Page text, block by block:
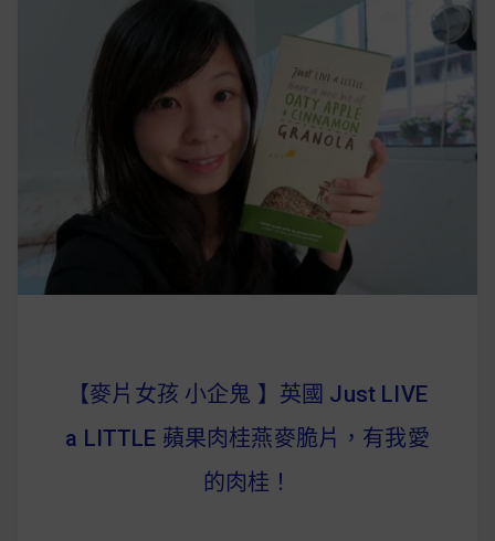
早上沒時間做早餐？10 款隔夜更美味的燕麥粥
簡單料理
健身重訓菜單
2020 年最新蛋白粉終極指南，讓你一次搞
啦！
【麥片女孩 小企鬼 】英國 Just LIVE
a LITTLE 蘋果肉桂燕麥脆片，有我愛
的肉桂！